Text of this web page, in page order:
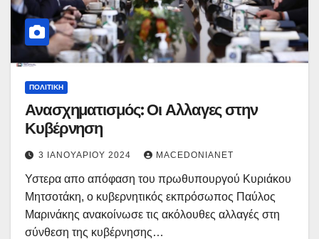
ΠΟΛΙΤΙΚΉ
Ανασχηματισμός: Οι Αλλαγες στην
Κυβέρνηση
3 ΙΑΝΟΥΑΡΊΟΥ 2024 MACEDONIANET
Υστερα απο απόφαση του πρωθυπουργού Κυριάκου
Μητσοτάκη, ο κυβερνητικός εκπρόσωπος Παύλος
Μαρινάκης ανακοίνωσε τις ακόλουθες αλλαγές στη
σύνθεση της κυβέρνησης…